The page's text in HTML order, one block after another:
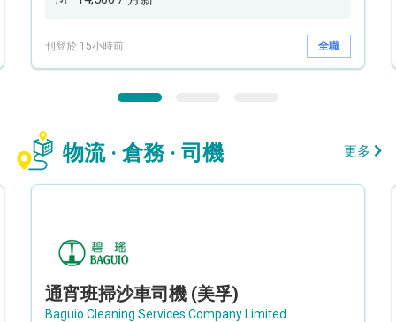
刊登於 15小時前 全職
物流 · 倉務 · 司機 更多
通宵班掃沙車司機 (美孚)
Baguio Cleaning Services Company Limited